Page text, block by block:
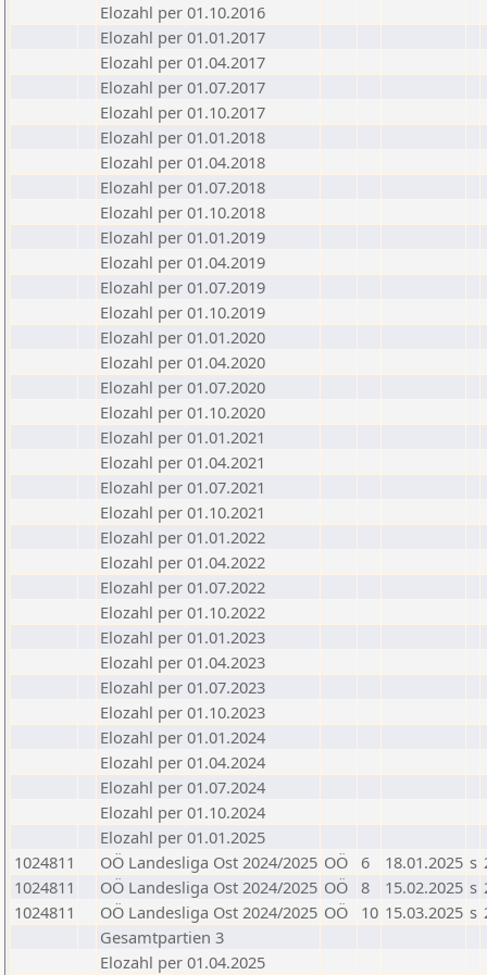
Elozahl per 01.10.2016
Elozahl per 01.01.2017
Elozahl per 01.04.2017
Elozahl per 01.07.2017
Elozahl per 01.10.2017
Elozahl per 01.01.2018
Elozahl per 01.04.2018
Elozahl per 01.07.2018
Elozahl per 01.10.2018
Elozahl per 01.01.2019
Elozahl per 01.04.2019
Elozahl per 01.07.2019
Elozahl per 01.10.2019
Elozahl per 01.01.2020
Elozahl per 01.04.2020
Elozahl per 01.07.2020
Elozahl per 01.10.2020
Elozahl per 01.01.2021
Elozahl per 01.04.2021
Elozahl per 01.07.2021
Elozahl per 01.10.2021
Elozahl per 01.01.2022
Elozahl per 01.04.2022
Elozahl per 01.07.2022
Elozahl per 01.10.2022
Elozahl per 01.01.2023
Elozahl per 01.04.2023
Elozahl per 01.07.2023
Elozahl per 01.10.2023
Elozahl per 01.01.2024
Elozahl per 01.04.2024
Elozahl per 01.07.2024
Elozahl per 01.10.2024
Elozahl per 01.01.2025
1024811
OÖ Landesliga Ost 2024/2025 OÖ 6 18.01.2025 s
1024811
OÖ Landesliga Ost 2024/2025 OÖ 8 15.02.2025 s
1024811
OÖ Landesliga Ost 2024/2025 OÖ 10 15.03.2025 s
Gesamtpartien 3
Elozahl per 01.04.2025